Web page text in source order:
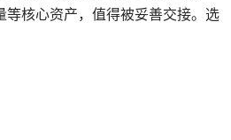
等核心资产，值得被妥善交接。选